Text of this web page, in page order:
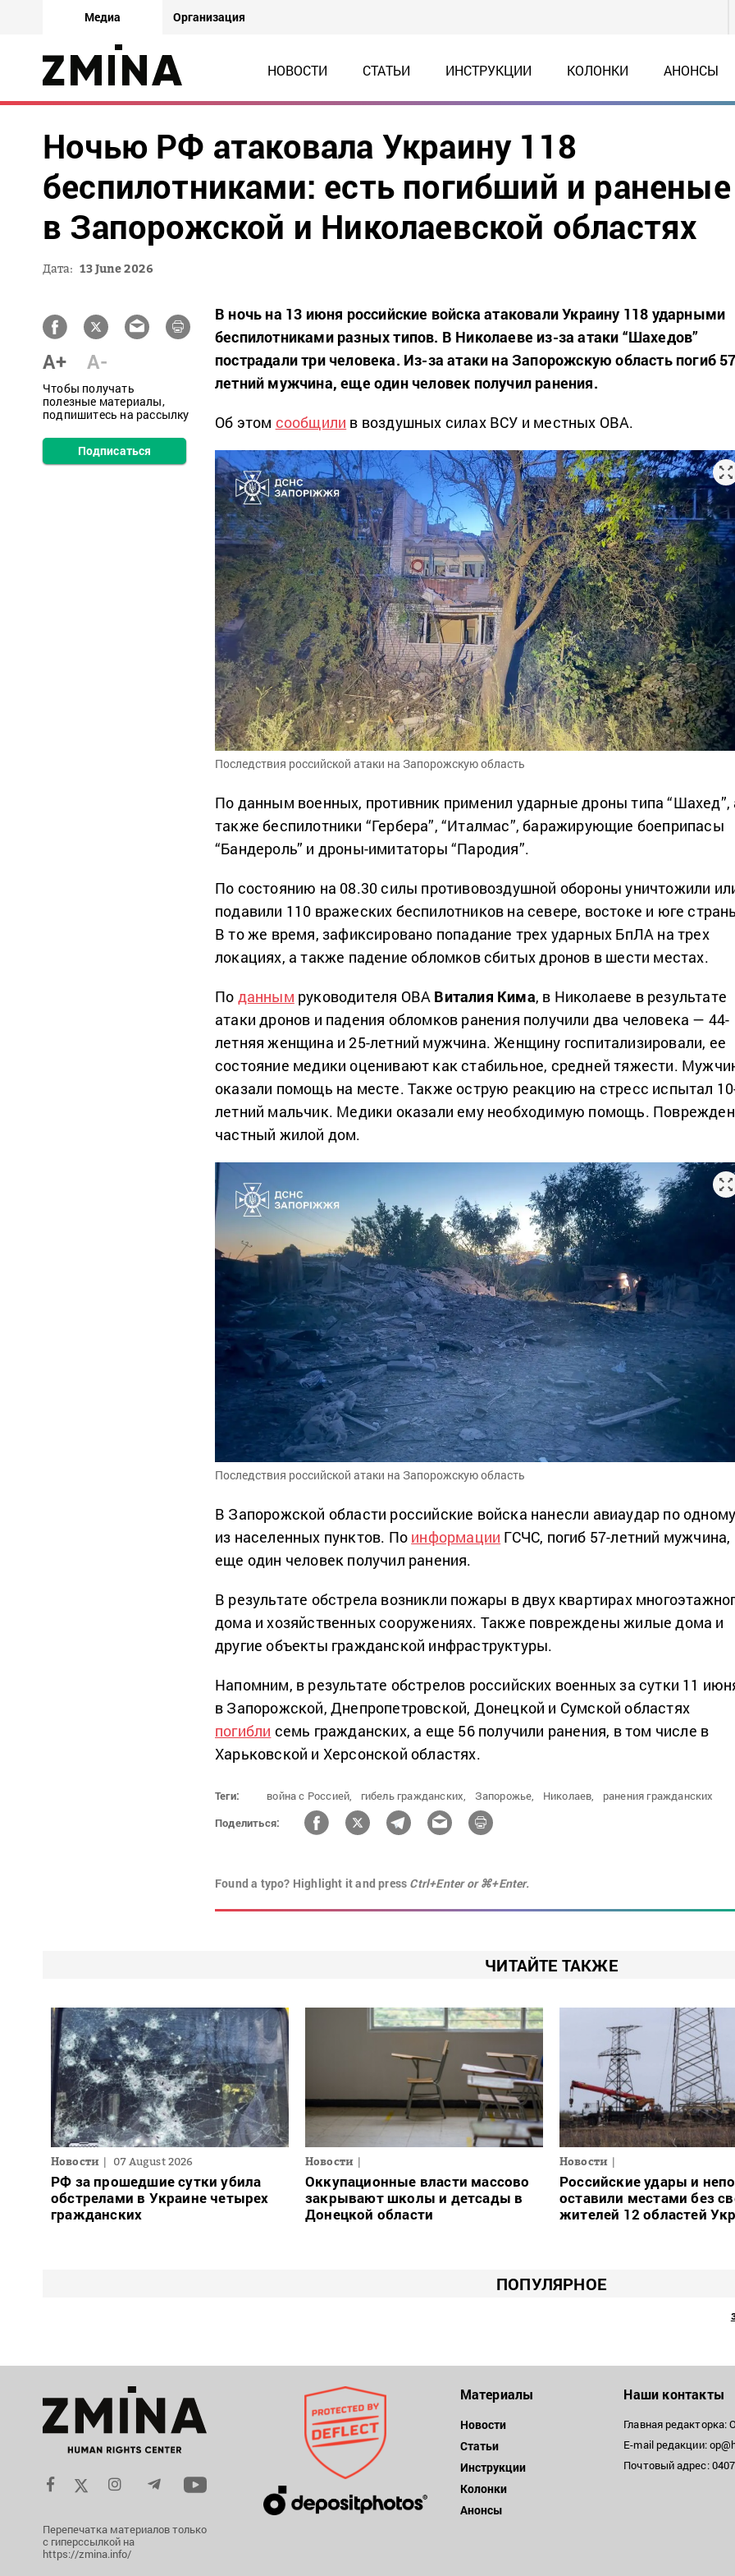
Медиа Организация
НОВОСТИ СТАТЬИ ИНСТРУКЦИИ КОЛОНКИ АНОНСЫ
Ночью РФ атаковала Украину 118
беспилотниками: есть погибший и раненые
в Запорожской и Николаевской областях
Дата: 13 June 2026
A+ A-
Чтобы получать
полезные материалы,
подпишитесь на рассылку
Подписаться
В ночь на 13 июня российские войска атаковали Украину 118 ударными
беспилотниками разных типов. В Николаеве из-за атаки “Шахедов”
пострадали три человека. Из-за атаки на Запорожскую область погиб
летний мужчина, еще один человек получил ранения.
Об этом сообщили в воздушных силах ВСУ и местных ОВА.
Последствия российской атаки на Запорожскую область
По данным военных, противник применил ударные дроны типа “Шахед”,
также беспилотники “Гербера”, “Италмас”, баражирующие боеприпасы
“Бандероль” и дроны-имитаторы “Пародия”.
По состоянию на 08.30 силы противовоздушной обороны уничтожили
подавили 110 вражеских беспилотников на севере, востоке и юге
В то же время, зафиксировано попадание трех ударных БпЛА на трех
локациях, а также падение обломков сбитых дронов в шести местах.
По данным руководителя ОВА Виталия Кима, в Николаеве в результате
атаки дронов и падения обломков ранения получили два человека — 44-
летняя женщина и 25-летний мужчина. Женщину госпитализировали, ее
состояние медики оценивают как стабильное, средней тяжести.
оказали помощь на месте. Также острую реакцию на стресс испытал
летний мальчик. Медики оказали ему необходимую помощь. Поврежден
частный жилой дом.
Последствия российской атаки на Запорожскую область
В Запорожской области российские войска нанесли авиаудар по одному
из населенных пунктов. По информации ГСЧС, погиб 57-летний мужчина,
еще один человек получил ранения.
В результате обстрела возникли пожары в двух квартирах
дома и хозяйственных сооружениях. Также повреждены жилые дома и
другие объекты гражданской инфраструктуры.
Напомним, в результате обстрелов российских военных за сутки 11
в Запорожской, Днепропетровской, Донецкой и Сумской областях
погибли семь гражданских, а еще 56 получили ранения, в том числе в
Харьковской и Херсонской областях.
Теги: война с Россией, гибель гражданских, Запорожье, Николаев,
ранения гражданских
Поделиться:
Found a typo? Highlight it and press Ctrl+Enter or ⌘+Enter.
ЧИТАЙТЕ ТАКЖЕ
Новости 07 August 2026
РФ за прошедшие сутки убила
обстрелами в Украине четырех
гражданских
Новости
Оккупационные власти массово
закрывают школы и детсады в
Донецкой области
Новости
Российские удары и
оставили местами без
жителей 12 областей
ПОПУЛЯРНОЕ
Перепечатка материалов только
с гиперссылкой на
https://zmina.info/
Материалы
Новости
Статьи
Инструкции
Колонки
Анонсы
Наши контакты
Главная редакторка:
E-mail редакции:
Почтовый адрес: